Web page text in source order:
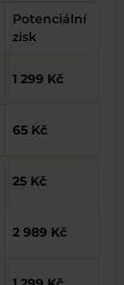
Potenciální
zisk
1 299 Kč
65 Kč
25 Kč
2 989 Kč